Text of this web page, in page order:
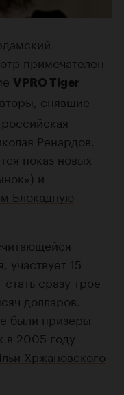
примечателен
VPRO Tiger
снявшие
Ренардов.
показ новых
») и
Блокадную
участвует 15
сразу трое
долларов.
были призеры
в 2005 году
Хржановского